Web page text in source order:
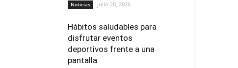
Noticias julio 20, 2026
Hábitos saludables para
disfrutar eventos
deportivos frente a una
pantalla